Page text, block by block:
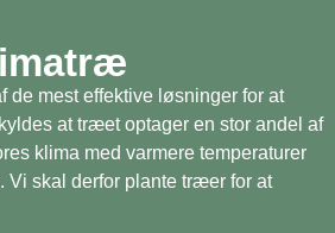
de mest effektive løsninger for at
at træet optager en stor andel af
klima med varmere temperaturer
Vi skal derfor plante træer for at